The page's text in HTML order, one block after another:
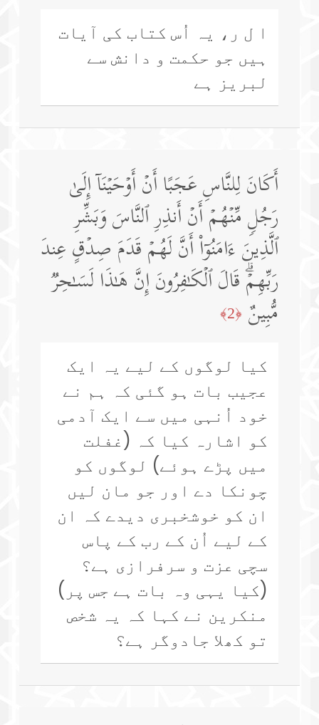
ا ل ر، یہ اُس کتاب کی آیات
ہیں جو حکمت و دانش سے
لبریز ہے
أَكَانَ لِلنَّاسِ عَجَبًا أَنۡ أَوۡحَیۡنَاۤ إِلَىٰ
رَجُلࣲ مِّنۡهُمۡ أَنۡ أَنذِرِ ٱلنَّاسَ وَبَشِّرِ
ٱلَّذِینَ ءَامَنُوۤا۟ أَنَّ لَهُمۡ قَدَمَ صِدۡقٍ عِندَ
رَبِّهِمۡۗ قَالَ ٱلۡكَـٰفِرُونَ إِنَّ هَـٰذَا لَسَـٰحِرࣱ
مُّبِینٌ ﴿2﴾
کیا لوگوں کے لیے یہ ایک
عجیب بات ہو گئی کہ ہم نے
خود اُنہی میں سے ایک آدمی
کو اشارہ کیا کہ (غفلت
میں پڑے ہوئے) لوگوں کو
چونکا دے اور جو مان لیں
ان کو خوشخبری دیدے کہ ان
کے لیے اُن کے رب کے پاس
سچی عزت و سرفرازی ہے؟
(کیا یہی وہ بات ہے جس پر)
منکرین نے کہا کہ یہ شخص
تو کھلا جادوگر ہے؟